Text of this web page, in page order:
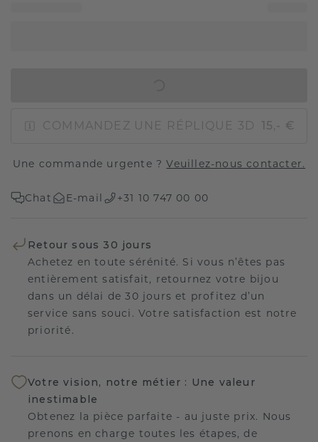
COMMANDEZ UNE RÉPLIQUE 3D 15,- €
Une commande urgente ?Veuillez-nous contacter.
Chat E-mail +31 10 747 00 00
Retour sous 30 jours
Achetez en toute sérénité. Si vous n’êtes pas
entièrement satisfait, retournez votre bijou
dans un délai de 30 jours et profitez d’un
service sans souci. Votre satisfaction est notre
priorité.
Votre vision, notre métier : Une valeur
inestimable
Obtenez la pièce parfaite - au juste prix. Nous
prenons en charge toutes les étapes, de